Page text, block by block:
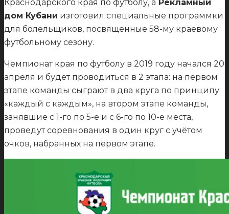
Краснодарского края по футболу, а Рекламный
дом Кубани изготовил специальные программки
для болельщиков, посвященные 58-му краевому
футбольному сезону.
Чемпионат края по футболу в 2019 году начался 20
апреля и будет проводиться в 2 этапа: на первом
этапе команды сыграют в два круга по принципу
«каждый с каждым», на втором этапе команды,
занявшие с 1-го по 5-е и с 6-го по 10-е места,
проведут соревнования в один круг с учётом
очков, набранных на первом этапе.